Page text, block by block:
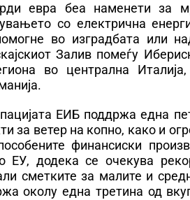
евра беа наменети за
со електрична
во изградбата или
Залив помеѓу
во централна
ЕИБ поддржа една
за ветер на копно, како и
финансиски
додека се очекува
сметките за малите и
околу една третина од